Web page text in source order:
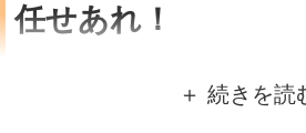
任せあれ！
4月1日（月）からスタートしたガチンコ